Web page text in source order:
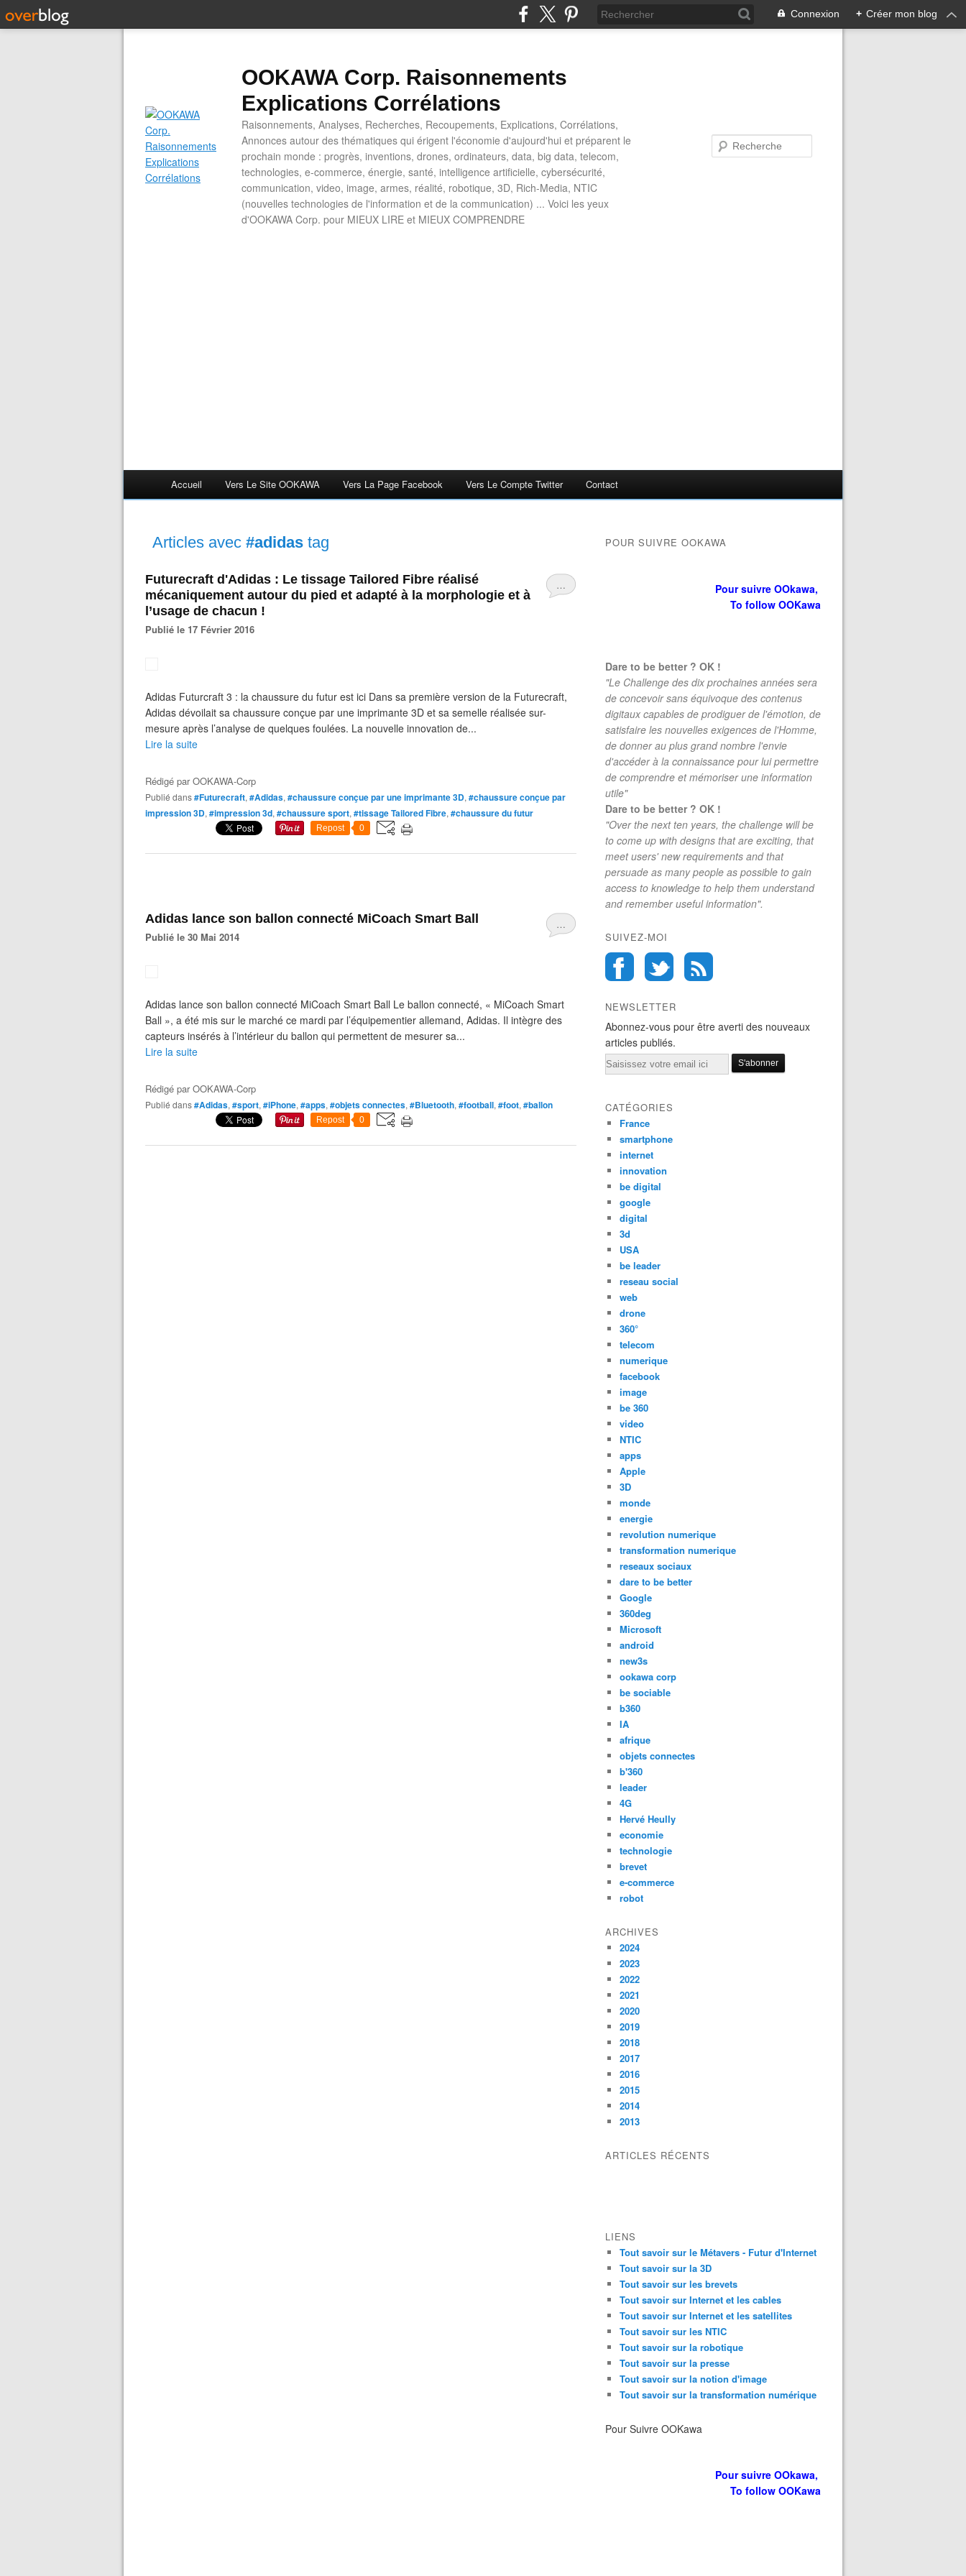
Connexion + Créer mon blog
OOKAWA Corp. Raisonnements
Explications Corrélations
Raisonnements, Analyses, Recherches, Recoupements, Explications, Corrélations,
Annonces autour des thématiques qui érigent l'économie d'aujourd'hui et préparent le
prochain monde : progrès, inventions, drones, ordinateurs, data, big data, telecom,
technologies, e-commerce, énergie, santé, intelligence artificielle, cybersécurité,
communication, video, image, armes, réalité, robotique, 3D, Rich-Media, NTIC
(nouvelles technologies de l'information et de la communication) ... Voici les yeux
d'OOKAWA Corp. pour MIEUX LIRE et MIEUX COMPRENDRE
Accueil Vers Le Site OOKAWA Vers La Page Facebook Vers Le Compte Twitter Contact
Articles avec #adidas tag
…
Futurecraft d'Adidas : Le tissage Tailored Fibre réalisé
mécaniquement autour du pied et adapté à la morphologie et à
l’usage de chacun !
Publié le 17 Février 2016
Adidas Futurcraft 3 : la chaussure du futur est ici Dans sa première version de la Futurecraft,
Adidas dévoilait sa chaussure conçue par une imprimante 3D et sa semelle réalisée sur-
mesure après l’analyse de quelques foulées. La nouvelle innovation de...
Lire la suite
Rédigé parOOKAWA-Corp
Publié dans#Futurecraft, #Adidas, #chaussure conçue par une imprimante 3D, #chaussure conçue par
impression 3D, #impression 3d, #chaussure sport, #tissage Tailored Fibre, #chaussure du futur
Repost 0
…
Adidas lance son ballon connecté MiCoach Smart Ball
Publié le 30 Mai 2014
Adidas lance son ballon connecté MiCoach Smart Ball Le ballon connecté, « MiCoach Smart
Ball », a été mis sur le marché ce mardi par l’équipementier allemand, Adidas. Il intègre des
capteurs insérés à l’intérieur du ballon qui permettent de mesurer sa...
Lire la suite
Rédigé parOOKAWA-Corp
Publié dans#Adidas, #sport, #iPhone, #apps, #objets connectes, #Bluetooth, #football, #foot, #ballon
Repost 0
POUR SUIVRE OOKAWA
Pour suivre OOkawa,
To follow OOKawa
Dare to be better ? OK !
"Le Challenge des dix prochaines années sera
de concevoir sans équivoque des contenus
digitaux capables de prodiguer de l'émotion, de
satisfaire les nouvelles exigences de l'Homme,
de donner au plus grand nombre l'envie
d'accéder à la connaissance pour lui permettre
de comprendre et mémoriser une information
utile"
Dare to be better ? OK !
"Over the next ten years, the challenge will be
to come up with designs that are exciting, that
meet users' new requirements and that
persuade as many people as possible to gain
access to knowledge to help them understand
and remember useful information".
SUIVEZ-MOI
NEWSLETTER
Abonnez-vous pour être averti des nouveaux
articles publiés.
Email
CATÉGORIES
France
smartphone
internet
innovation
be digital
google
digital
3d
USA
be leader
reseau social
web
drone
360°
telecom
numerique
facebook
image
be 360
video
NTIC
apps
Apple
3D
monde
energie
revolution numerique
transformation numerique
reseaux sociaux
dare to be better
Google
360deg
Microsoft
android
new3s
ookawa corp
be sociable
b360
IA
afrique
objets connectes
b'360
leader
4G
Hervé Heully
economie
technologie
brevet
e-commerce
robot
ARCHIVES
2024
2023
2022
2021
2020
2019
2018
2017
2016
2015
2014
2013
ARTICLES RÉCENTS
LIENS
Tout savoir sur le Métavers - Futur d'Internet
Tout savoir sur la 3D
Tout savoir sur les brevets
Tout savoir sur Internet et les cables
Tout savoir sur Internet et les satellites
Tout savoir sur les NTIC
Tout savoir sur la robotique
Tout savoir sur la presse
Tout savoir sur la notion d'image
Tout savoir sur la transformation numérique
Pour Suivre OOKawa
Pour suivre OOkawa,
To follow OOKawa